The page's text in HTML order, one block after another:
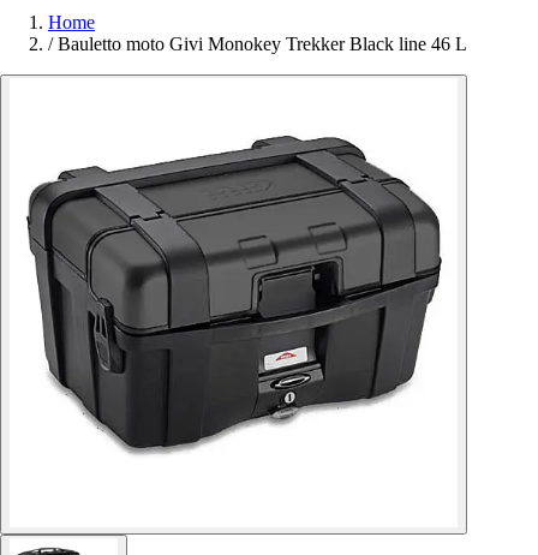
Home
/ Bauletto moto Givi Monokey Trekker Black line 46 L